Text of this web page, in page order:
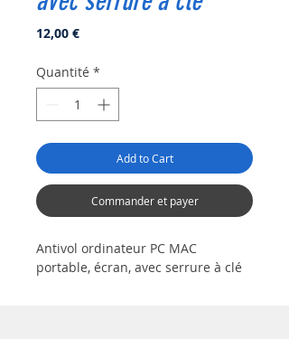
12,00 €Prix
Quantité *
Add to Cart
Commander et payer
Antivol ordinateur PC MAC
portable, écran, avec serrure à clé